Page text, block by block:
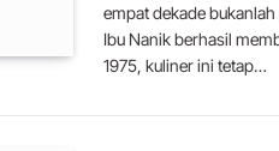
empat dekade
Ibu Nanik berhasil
1975, kuliner ini tetap…